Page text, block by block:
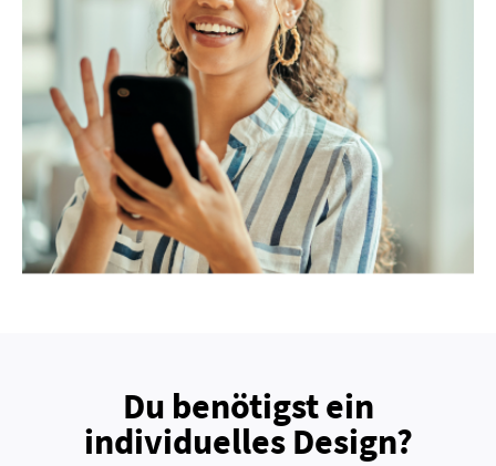
Du benötigst ein
individuelles Design?